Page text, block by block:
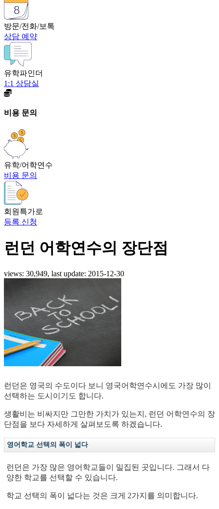
방문/전화/보톡
상담 예약
유학파인더
1:1 상담실
비용 문의
유학/어학연수
비용 문의
회원특가로
등록 신청
런던 어학연수의 장단점
views: 30,949, last update: 2015-12-30
런던은 영국의 수도이다 보니 영국어학연수시에도 가장 많이
선택하는 도시이기도 합니다.
생활비는 비싸지만 그만한 가치가 있는지, 런던 어학연수의 장
단점을 보다 자세하게 살펴보도록 하겠습니다.
영어학교 선택의 폭이 넓다
런던은 가장 많은 영어학교들이 밀집된 곳입니다. 그래서 다
양한 학교를 선택할 수 있습니다.
학교 선택의 폭이 넓다는 것은 크게 2가지를 의미합니다.